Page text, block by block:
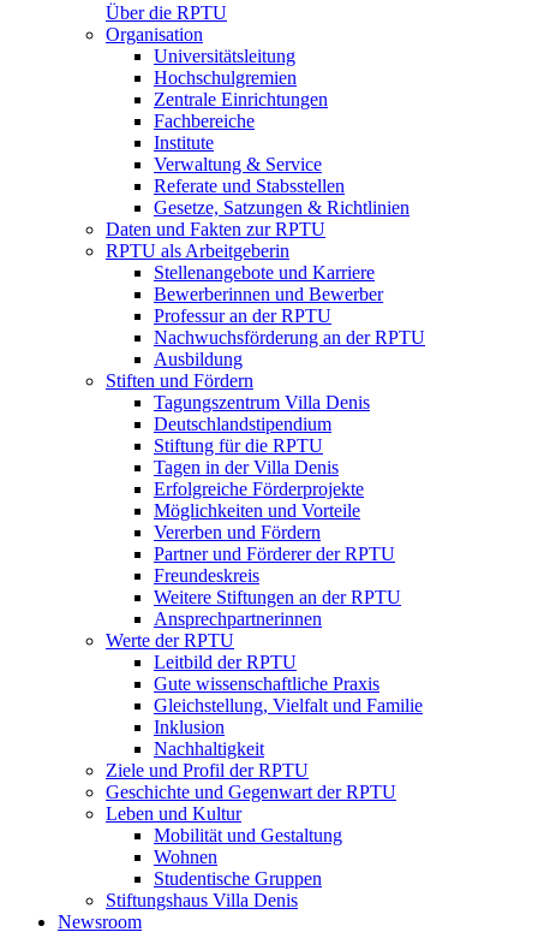
Über die RPTU
Organisation
Universitätsleitung
Hochschulgremien
Zentrale Einrichtungen
Fachbereiche
Institute
Verwaltung & Service
Referate und Stabsstellen
Gesetze, Satzungen & Richtlinien
Daten und Fakten zur RPTU
RPTU als Arbeitgeberin
Stellenangebote und Karriere
Bewerberinnen und Bewerber
Professur an der RPTU
Nachwuchsförderung an der RPTU
Ausbildung
Stiften und Fördern
Tagungszentrum Villa Denis
Deutschlandstipendium
Stiftung für die RPTU
Tagen in der Villa Denis
Erfolgreiche Förderprojekte
Möglichkeiten und Vorteile
Vererben und Fördern
Partner und Förderer der RPTU
Freundeskreis
Weitere Stiftungen an der RPTU
Ansprechpartnerinnen
Werte der RPTU
Leitbild der RPTU
Gute wissenschaftliche Praxis
Gleichstellung, Vielfalt und Familie
Inklusion
Nachhaltigkeit
Ziele und Profil der RPTU
Geschichte und Gegenwart der RPTU
Leben und Kultur
Mobilität und Gestaltung
Wohnen
Studentische Gruppen
Stiftungshaus Villa Denis
Newsroom